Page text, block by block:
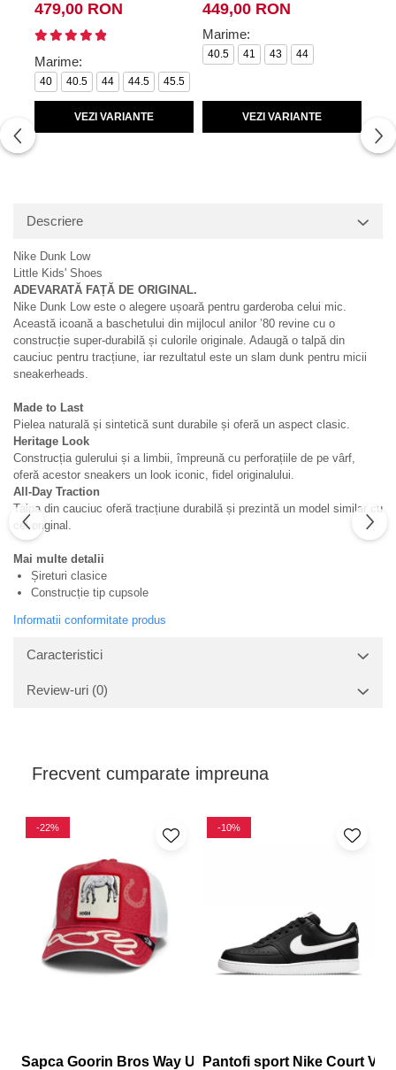
479,00 RON
Marime:
40 40.5 44 44.5 45.5
VEZI VARIANTE
449,00 RON
Marime:
40.5 41 43 44
VEZI VARIANTE
Descriere
Nike Dunk Low
Little Kids' Shoes
ADEVARATĂ FAȚĂ DE ORIGINAL.
Nike Dunk Low este o alegere ușoară pentru garderoba celui mic.
Această icoană a baschetului din mijlocul anilor ’80 revine cu o
construcție super‑durabilă și culorile originale. Adaugă o talpă din
cauciuc pentru tracțiune, iar rezultatul este un slam dunk pentru micii
sneakerheads.
Made to Last
Pielea naturală și sintetică sunt durabile și oferă un aspect clasic.
Heritage Look
Construcția gulerului și a limbii, împreună cu perforațiile de pe vârf,
oferă acestor sneakers un look iconic, fidel originalului.
All-Day Traction
Talpa din cauciuc oferă tracțiune durabilă și prezintă un model similar cu
cel original.
Mai multe detalii
Șireturi clasice
Construcție tip cupsole
Informatii conformitate produs
Caracteristici
Review-uri (0)
Frecvent cumparate impreuna
-22%
Sapca Goorin Bros Way Up
-10%
Pantofi sport Nike Court